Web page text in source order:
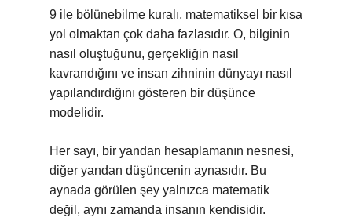
9 ile bölünebilme kuralı, matematiksel bir kısa
yol olmaktan çok daha fazlasıdır. O, bilginin
nasıl oluştuğunu, gerçekliğin nasıl
kavrandığını ve insan zihninin dünyayı nasıl
yapılandırdığını gösteren bir düşünce
modelidir.
Her sayı, bir yandan hesaplamanın nesnesi,
diğer yandan düşüncenin aynasıdır. Bu
aynada görülen şey yalnızca matematik
değil, aynı zamanda insanın kendisidir.